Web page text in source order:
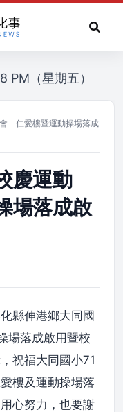
PM（星期五）
仁愛樓暨運動操場落成
慶運動
場落成啟
縣伸港鄉大同國
場落成啟用暨校
祝福大同國小71
樓及運動操場落
心努力，也要謝